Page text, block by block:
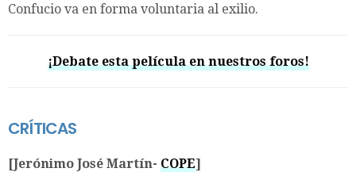
Confucio va en forma voluntaria al exilio.
¡Debate esta película en nuestros foros!
CRÍTICAS
[Jerónimo José Martín- COPE]